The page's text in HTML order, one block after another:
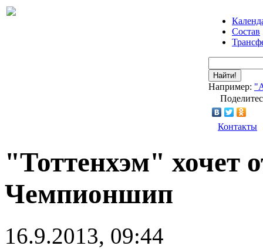
Состав
Найти!
Например:
Контакты
"Тоттенхэм" хочет
Чемпионшип
16.9.2013, 09:44